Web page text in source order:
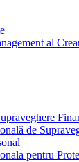
al
de
pentru